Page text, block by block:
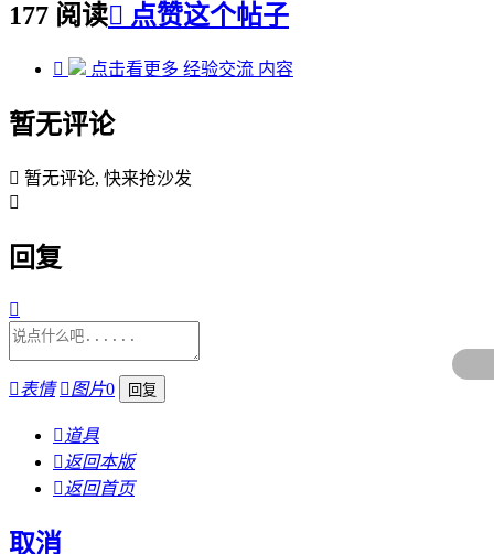
177 阅读 点赞这个帖子
 点击看更多 经验交流 内容
暂无评论
 暂无评论, 快来抢沙发

回复

表情 图片0
 道具
 返回本版
 返回首页
取消